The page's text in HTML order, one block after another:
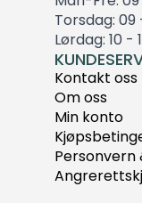
Torsdag: 09
Lørdag: 10 -
Kontakt oss
Om oss
Min konto
Personvern